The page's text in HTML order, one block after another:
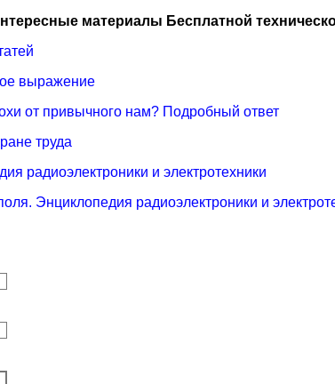
материалы Бесплатной
выражение
от привычного нам? Подробный ответ
труда
радиоэлектроники и электротехники
Энциклопедия радиоэлектроники и